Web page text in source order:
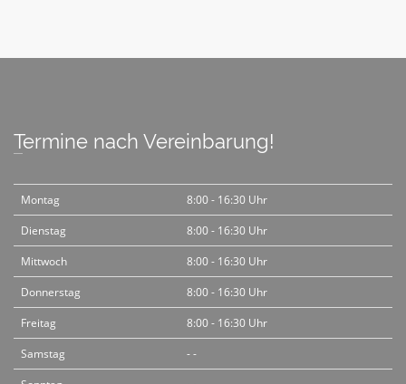
Termine nach Vereinbarung!
Montag
8:00 - 16:30 Uhr
Dienstag
8:00 - 16:30 Uhr
Mittwoch
8:00 - 16:30 Uhr
Donnerstag
8:00 - 16:30 Uhr
Freitag
8:00 - 16:30 Uhr
Samstag
- -